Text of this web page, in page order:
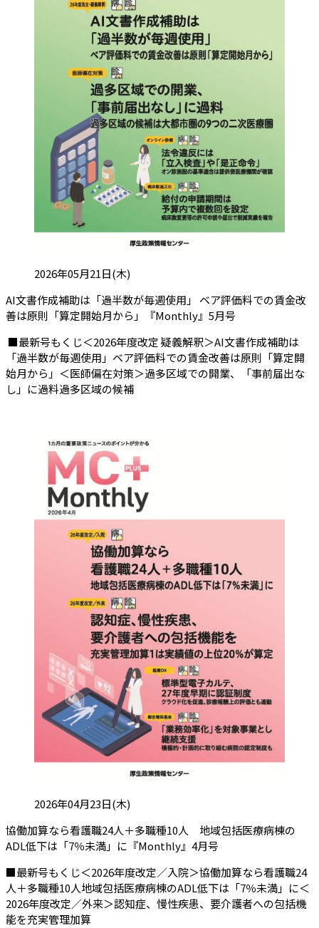
投稿日:2026年05月21日(木)
AI文書作成補助は「過半数が毎週使用」 ベア評価料での賃金改
善は原則「算定開始月から」『Monthly』5月号
■最新号もくじ＜2026年度改定 疑義解釈＞AI文書作成補助は
「過半数が毎週使用」ベア評価料での賃金改善は原則「算定開
始月から」＜医師偏在対策＞過多区域での開業、「事前届出な
し」に過料過多区域の候補
投稿日:2026年04月23日(木)
協働加算なら看護職24人＋多職種10人 地域包括医療病棟の
ADL低下は「7％未満」に『Monthly』4月号
■最新号もくじ＜2026年度改定／入院＞協働加算なら看護職24
人＋多職種10人地域包括医療病棟のADL低下は「7％未満」に＜
2026年度改定／外来＞認知症、慢性疾患、要介護者への包括機
能を充実管理加算